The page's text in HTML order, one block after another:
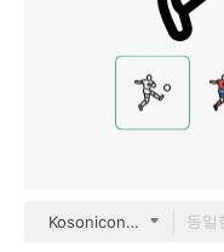
Kosonicon Outline